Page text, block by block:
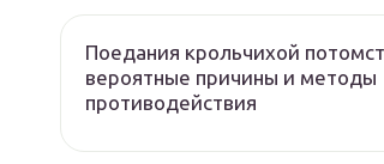
Поедания крольчихой
вероятные причины и методы
противодействия